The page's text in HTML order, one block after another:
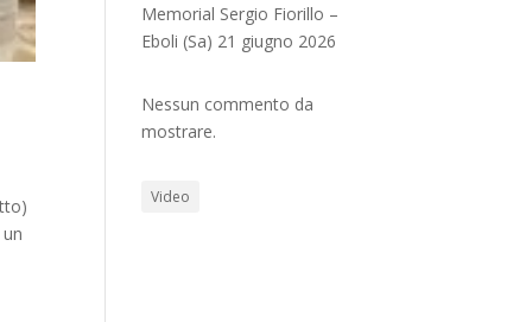
Memorial Sergio Fiorillo –
Eboli (Sa) 21 giugno 2026
Nessun commento da
mostrare.
Video